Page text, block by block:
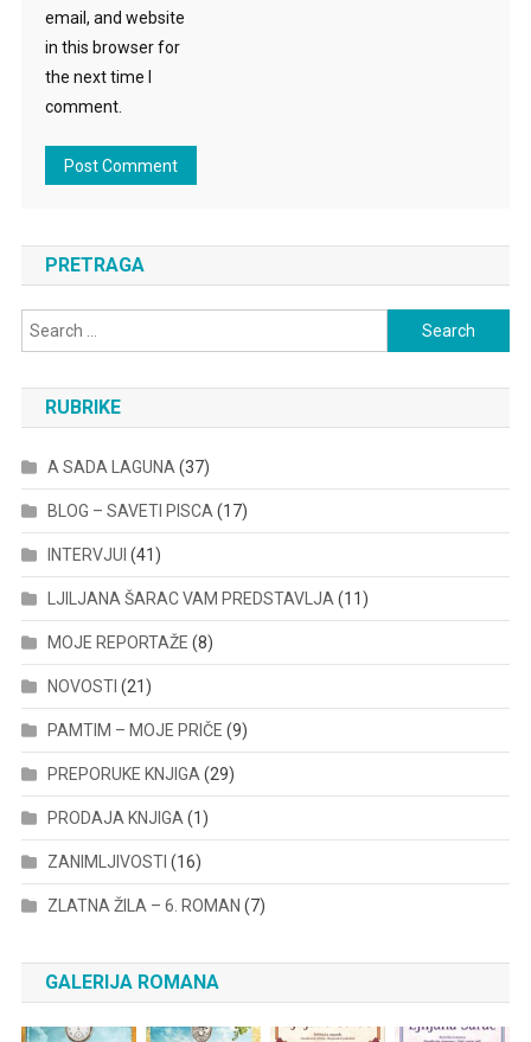
email, and website
in this browser for
the next time I
comment.
PRETRAGA
Search
for:
RUBRIKE
A SADA LAGUNA(37)
BLOG – SAVETI PISCA(17)
INTERVJUI (41)
LJILJANA ŠARAC VAM PREDSTAVLJA(11)
MOJE REPORTAŽE (8)
NOVOSTI (21)
PAMTIM – MOJE PRIČE (9)
PREPORUKE KNJIGA(29)
PRODAJA KNJIGA(1)
ZANIMLJIVOSTI (16)
ZLATNA ŽILA – 6. ROMAN (7)
GALERIJA ROMANA